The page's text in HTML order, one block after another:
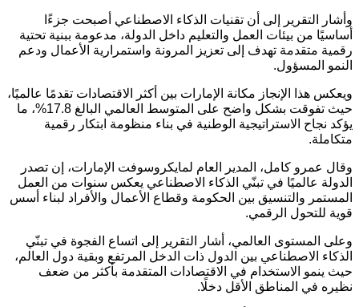
وأشار التقرير إلى أن تقنيات الذكاء الاصطناعي أصبحت جزءًا
أساسيًا من بيئات العمل والتعليم داخل الدولة، مدعومة ببنية تحتية
رقمية متقدمة تهدف إلى تعزيز المرونة واستمرارية الأعمال ودعم
النمو المسؤول.
ويعكس هذا الإنجاز مكانة الإمارات بين أكثر الاقتصادات تقدمًا عالميًا،
حيث تفوقت بشكل واضح على المتوسط العالمي البالغ 17.8%، ما
يؤكد نجاح الاستراتيجية الوطنية في بناء منظومة ابتكار رقمية
متكاملة.
وقال عمرو كامل، المدير العام لمايكروسوفت الإمارات، إن تصدر
الدولة عالميًا في تبنّي الذكاء الاصطناعي يعكس سنوات من العمل
المستمر والتنسيق بين الحكومة وقطاع الأعمال والأفراد لبناء أسس
قوية للتحول الرقمي.
وعلى المستوى العالمي، أشار التقرير إلى اتساع الفجوة في تبنّي
الذكاء الاصطناعي بين الدول ذات الدخل المرتفع وبقية دول العالم،
حيث ينمو الاستخدام في الاقتصادات المتقدمة بأكثر من ضعف
نظيره في المناطق الأقل دخلًا.